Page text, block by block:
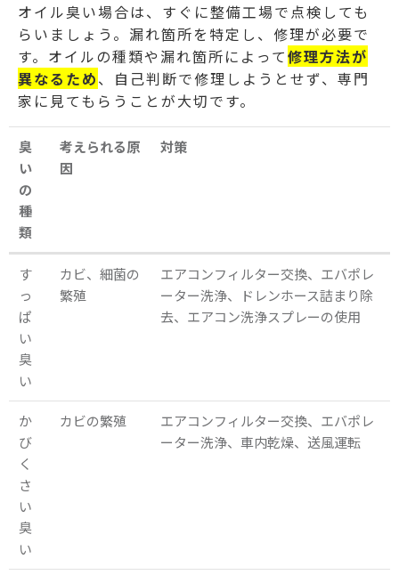
オイル臭い場合は、すぐに整備工場で点検しても
らいましょう。漏れ箇所を特定し、修理が必要で
す。オイルの種類や漏れ箇所によって修理方法が
異なるため、自己判断で修理しようとせず、専門
家に見てもらうことが大切です。
臭
い
の
種
類
考えられる原
因
対策
す
っ
ぱ
い
臭
い
カビ、細菌の
繁殖
エアコンフィルター交換、エバポレ
ーター洗浄、ドレンホース詰まり除
去、エアコン洗浄スプレーの使用
か
び
く
さ
い
臭
い
カビの繁殖
エアコンフィルター交換、エバポレ
ーター洗浄、車内乾燥、送風運転